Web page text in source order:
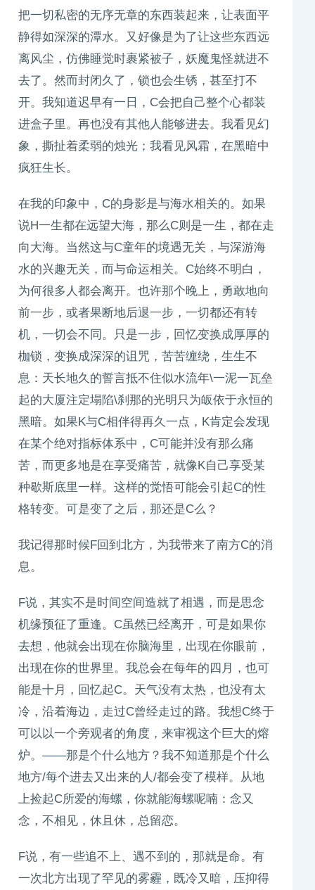
把一切私密的无序无章的东西装起来，让表面平
静得如深深的潭水。又好像是为了让这些东西远
离风尘，仿佛睡觉时裹紧被子，妖魔鬼怪就进不
去了。然而封闭久了，锁也会生锈，甚至打不
开。我知道迟早有一日，C会把自己整个心都装
进盒子里。再也没有其他人能够进去。我看见幻
象，撕扯着柔弱的烛光；我看见风霜，在黑暗中
疯狂生长。
在我的印象中，C的身影是与海水相关的。如果
说H一生都在远望大海，那么C则是一生，都在走
向大海。当然这与C童年的境遇无关，与深游海
水的兴趣无关，而与命运相关。C始终不明白，
为何很多人都会离开。也许那个晚上，勇敢地向
前一步，或者果断地后退一步，一切都还有转
机，一切会不同。只是一步，回忆变换成厚厚的
枷锁，变换成深深的诅咒，苦苦缠绕，生生不
息：天长地久的誓言抵不住似水流年\一泥一瓦垒
起的大厦注定塌陷\刹那的光明只为皈依于永恒的
黑暗。如果K与C相伴得再久一点，K肯定会发现
在某个绝对指标体系中，C可能并没有那么痛
苦，而更多地是在享受痛苦，就像K自己享受某
种歇斯底里一样。这样的觉悟可能会引起C的性
格转变。可是变了之后，那还是C么？
我记得那时候F回到北方，为我带来了南方C的消
息。
F说，其实不是时间空间造就了相遇，而是思念
机缘预征了重逢。C虽然已经离开，可是如果你
去想，他就会出现在你脑海里，出现在你眼前，
出现在你的世界里。我总会在每年的四月，也可
能是十月，回忆起C。天气没有太热，也没有太
冷，沿着海边，走过C曾经走过的路。我想C终于
可以以一个旁观者的角度，来审视这个巨大的熔
炉。——那是个什么地方？我不知道那是个什么
地方/每个进去又出来的人/都会变了模样。从地
上捡起C所爱的海螺，你就能海螺呢喃：念又
念，不相见，休且休，总留恋。
F说，有一些追不上、遇不到的，那就是命。有
一次北方出现了罕见的雾霾，既冷又暗，压抑得